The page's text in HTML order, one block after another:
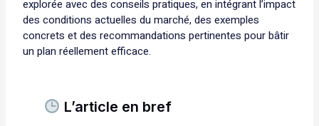
explorée avec des conseils pratiques, en intégrant l’impact
des conditions actuelles du marché, des exemples
concrets et des recommandations pertinentes pour bâtir
un plan réellement efficace.
L’article en bref